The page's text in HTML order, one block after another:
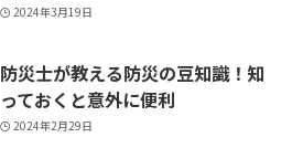
2024年3月19日
防災士が教える防災の豆知識！知
っておくと意外に便利
2024年2月29日